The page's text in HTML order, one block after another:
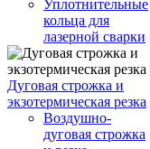
Уплотнительные
кольца для
лазерной сварки
Дуговая строжка и
экзотермическая резка
Воздушно-
дуговая строжка